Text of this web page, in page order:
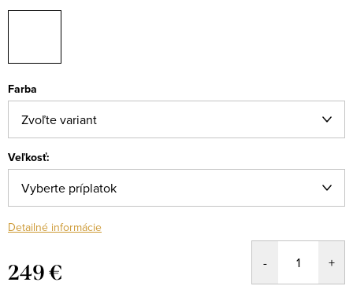
Farba
Veľkosť:
Detailné informácie
249 €